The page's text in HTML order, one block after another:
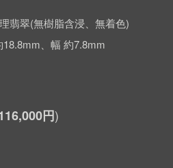
翡翠(無樹脂含浸、無着色)
、幅 約7.8mm
円